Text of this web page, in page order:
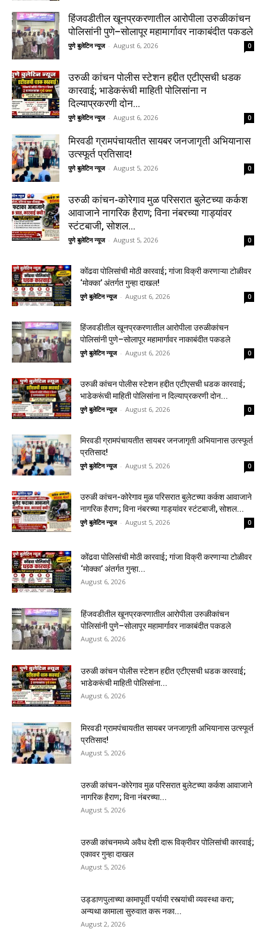
हिंजवडीतील खूनप्रकरणातील आरोपीला उरुळीकांचन
पोलिसांनी पुणे–सोलापूर महामार्गावर नाकाबंदीत पकडले
पुणे बुलेटिन न्यूज - August 6, 2026 0
उरुळी कांचन पोलीस स्टेशन हद्दीत एटीएसची धडक
कारवाई; भाडेकरूंची माहिती पोलिसांना न
दिल्याप्रकरणी दोन...
पुणे बुलेटिन न्यूज - August 6, 2026 0
मिरवडी ग्रामपंचायतीत सायबर जनजागृती अभियानास
उत्स्फूर्त प्रतिसाद!
पुणे बुलेटिन न्यूज - August 5, 2026 0
उरुळी कांचन-कोरेगाव मुळ परिसरात बुलेटच्या कर्कश
आवाजाने नागरिक हैराण; विना नंबरच्या गाड्यांवर
स्टंटबाजी, सोशल...
पुणे बुलेटिन न्यूज - August 5, 2026 0
कोंढवा पोलिसांची मोठी कारवाई; गांजा विक्री करणाऱ्या टोळीवर
‘मोक्का’ अंतर्गत गुन्हा दाखल!
पुणे बुलेटिन न्यूज - August 6, 2026 0
हिंजवडीतील खूनप्रकरणातील आरोपीला उरुळीकांचन
पोलिसांनी पुणे–सोलापूर महामार्गावर नाकाबंदीत पकडले
पुणे बुलेटिन न्यूज - August 6, 2026 0
उरुळी कांचन पोलीस स्टेशन हद्दीत एटीएसची धडक कारवाई;
भाडेकरूंची माहिती पोलिसांना न दिल्याप्रकरणी दोन...
पुणे बुलेटिन न्यूज - August 6, 2026 0
मिरवडी ग्रामपंचायतीत सायबर जनजागृती अभियानास उत्स्फूर्त
प्रतिसाद!
पुणे बुलेटिन न्यूज - August 5, 2026 0
उरुळी कांचन-कोरेगाव मुळ परिसरात बुलेटच्या कर्कश आवाजाने
नागरिक हैराण; विना नंबरच्या गाड्यांवर स्टंटबाजी, सोशल...
पुणे बुलेटिन न्यूज - August 5, 2026 0
कोंढवा पोलिसांची मोठी कारवाई; गांजा विक्री करणाऱ्या टोळीवर
‘मोक्का’ अंतर्गत गुन्हा...
August 6, 2026
हिंजवडीतील खूनप्रकरणातील आरोपीला उरुळीकांचन
पोलिसांनी पुणे–सोलापूर महामार्गावर नाकाबंदीत पकडले
August 6, 2026
उरुळी कांचन पोलीस स्टेशन हद्दीत एटीएसची धडक कारवाई;
भाडेकरूंची माहिती पोलिसांना...
August 6, 2026
मिरवडी ग्रामपंचायतीत सायबर जनजागृती अभियानास उत्स्फूर्त
प्रतिसाद!
August 5, 2026
उरुळी कांचन-कोरेगाव मुळ परिसरात बुलेटच्या कर्कश आवाजाने
नागरिक हैराण; विना नंबरच्या...
August 5, 2026
उरुळी कांचनमध्ये अवैध देशी दारू विक्रीवर पोलिसांची कारवाई;
एकावर गुन्हा दाखल
August 5, 2026
उड्डाणपुलाच्या कामापूर्वी पर्यायी रस्त्यांची व्यवस्था करा;
अन्यथा कामाला सुरुवात करू नका...
August 2, 2026